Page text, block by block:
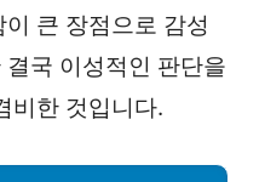
큰 장점으로 감성
국 이성적인 판단을
비한 것입니다.